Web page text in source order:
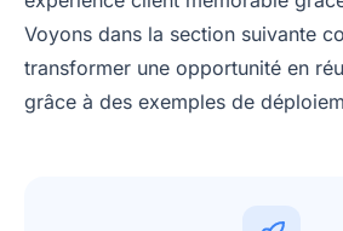
Voyons dans la section suivante
transformer une opportunité en
grâce à des exemples de